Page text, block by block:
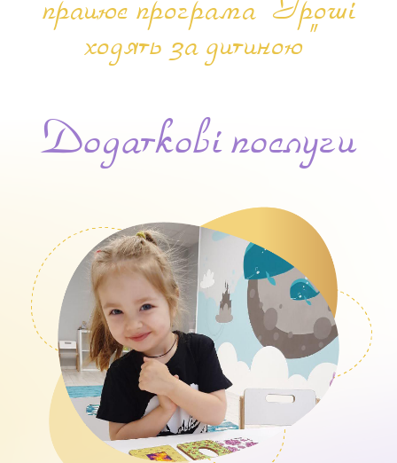
працює програма "Гроші
ходять за дитиною"
Додаткові послуги